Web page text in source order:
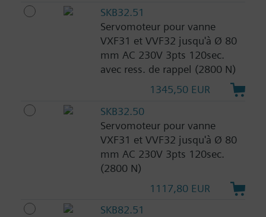
SKB32.51
Servomoteur pour vanne
VXF31 et VVF32 jusqu'à Ø 80
mm AC 230V 3pts 120sec.
avec ress. de rappel (2800 N)
1345,50 EUR
SKB32.50
Servomoteur pour vanne
VXF31 et VVF32 jusqu'à Ø 80
mm AC 230V 3pts 120sec.
(2800 N)
1117,80 EUR
SKB82.51